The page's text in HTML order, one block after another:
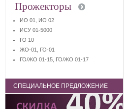
Прожекторы
ИО 01, ИО 02
ИСУ 01-5000
ГО 10
ЖО-01, ГО-01
ГО/ЖО 01-15, ГО/ЖО 01-17
СПЕЦИАЛЬНОЕ ПРЕДЛОЖЕНИЕ